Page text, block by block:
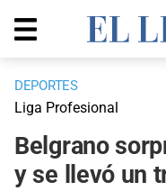
DEPORTES
Liga Profesional
Belgrano
y se llevó un